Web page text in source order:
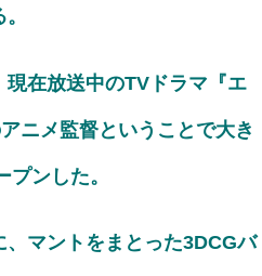
在放送中のTVドラマ『エ
ニメ監督ということで大き
ンした。
マントをまとった3DCGバ